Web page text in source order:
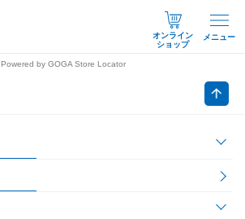
オンライン
ショップ
メニュー
Powered by GOGA Store Locator